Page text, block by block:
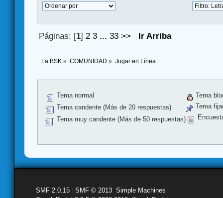
Páginas: [1] 2 3 ...33 >> Ir Arriba
La BSK » COMUNIDAD » Jugar en Línea
Tema normal
Tema candente (Más de 20 respuestas)
Tema muy candente (Más de 50 respuestas)
Tema
Tema
SMF 2.0.15 SMF © 2013 Simple Machines